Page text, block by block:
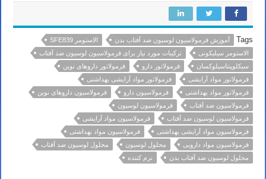
Tags آموزش فرمولاسیون لوسیون ضد آفتاب بدن
الاستومر SFE839
الاستومر سیلیکونی
ترکیبات مورد نیاز برای فرمولاسیون لوسیون ضد آفتاب
سیکلوپنتاسیلوکسان
فرمولاتور دارو
فرمولاتور داروهای نوین
فرمولاتور مواد آرایشی
فرمولاتور مواد آرایشی بهداشتی
فرمولاتور مواد بهداشتی
فرمولاسیون دارو
فرمولاسیون داروهای نوین
فرمولاسیون ضد آفتاب
فرمولاسیون لوسیون
فرمولاسیون لوسیون ضد آفتاب
فرمولاسیون مواد آرایشی
فرمولاسیون مواد آرایشی بهداشتی
فرمولاسیون مواد بهداشتی
فرمولاسیون مواد دارویی
محلول لوسیون
محلول لوسیون ضد آفتاب
محلول لوسیون ضد آفتاب بدن
نرم کننده